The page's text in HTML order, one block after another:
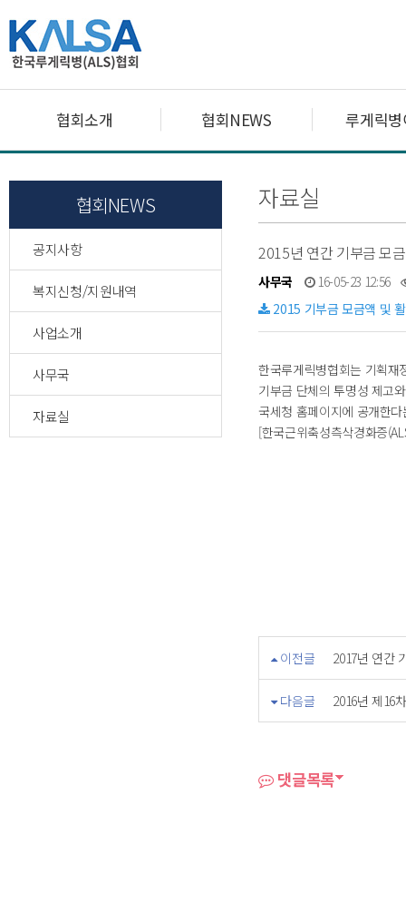
협회소개 협회NEWS 루게릭
협회NEWS
공지사항
복지신청/지원내역
사업소개
사무국
자료실
자료실
2015년 연간 기부금 모
사무국
16-05-23 12:56
2015 기부금 모금액 및
한국루게릭병협회는 기획재
기부금 단체의 투명성 제고
국세청 홈페이지에 공개한
[한국근위축성측삭경화증
이전글 2017년 연간
다음글 2016년 제16
댓글목록